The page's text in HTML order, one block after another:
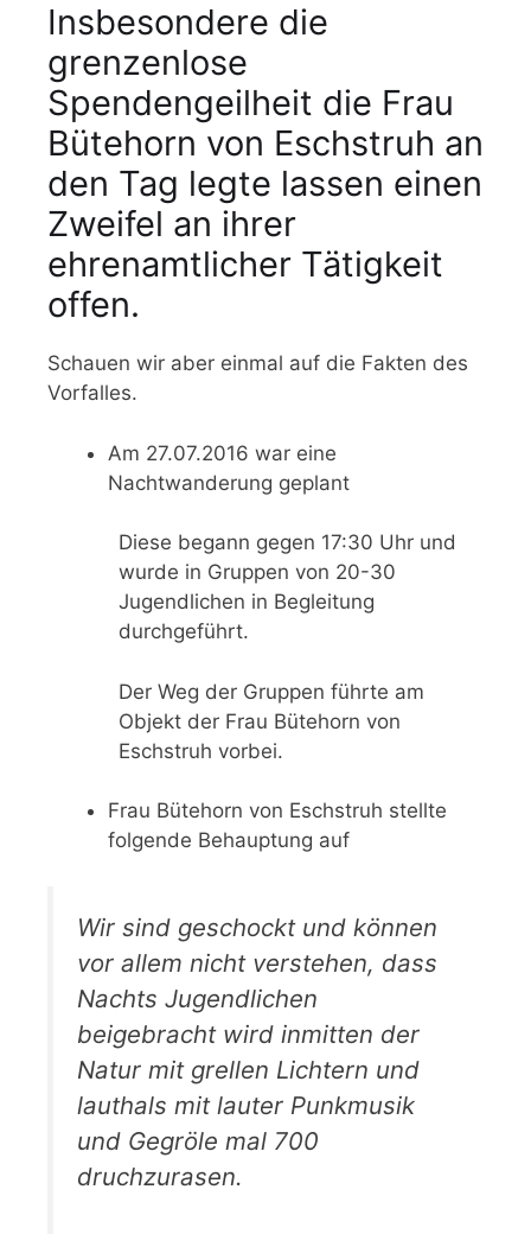
Insbesondere die
grenzenlose
Spendengeilheit die Frau
Bütehorn von Eschstruh an
den Tag legte lassen einen
Zweifel an ihrer
ehrenamtlicher Tätigkeit
offen.
Schauen wir aber einmal auf die Fakten des
Vorfalles.
Am 27.07.2016 war eine
Nachtwanderung geplant
Diese begann gegen 17:30 Uhr und
wurde in Gruppen von 20-30
Jugendlichen in Begleitung
durchgeführt.
Der Weg der Gruppen führte am
Objekt der Frau Bütehorn von
Eschstruh vorbei.
Frau Bütehorn von Eschstruh stellte
folgende Behauptung auf
Wir sind geschockt und können
vor allem nicht verstehen, dass
Nachts Jugendlichen
beigebracht wird inmitten der
Natur mit grellen Lichtern und
lauthals mit lauter Punkmusik
und Gegröle mal 700
druchzurasen.